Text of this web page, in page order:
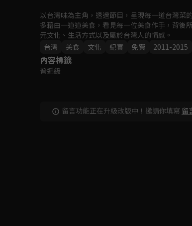
以台灣味為主角，透過節目，呈現每一道台灣菜
多藉由一道道美食，看見每一位美食作手，背後
元文化、生活方式以及屬於台灣人的情感。
台灣
美食 文化 紀實 免費 2011-2015
內容標籤
普遍級
留言功能正在升級改版中！邀請你填寫 留